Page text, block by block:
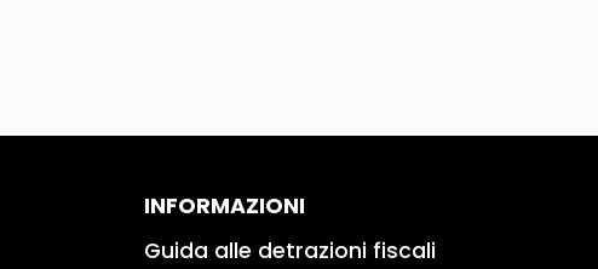
INFORMAZIONI
Guida alle detrazioni fiscali